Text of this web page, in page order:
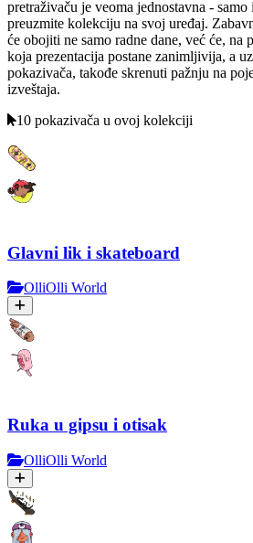
pretraživaču je veoma jednostavna -
preuzmite kolekciju na svoj uređaj.
će obojiti ne samo radne dane, već će, na
koja prezentacija postane zanimljivija, a
pokazivača, takođe skrenuti pažnju na
izveštaja.
10 pokazivača u ovoj kolekciji
Glavni lik i skateboard
OlliOlli World
Ruka u gipsu i otisak
OlliOlli World